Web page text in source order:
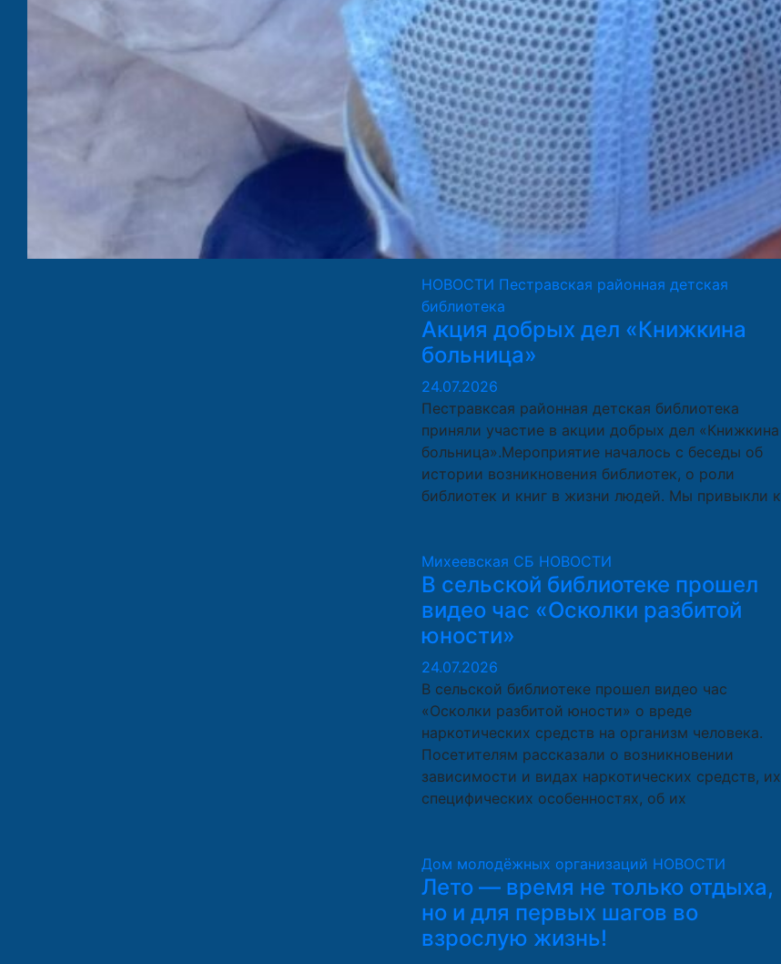
НОВОСТИ Пестравская районная детская
библиотека
Акция добрых дел «Книжкина
больница»
24.07.2026
Пестравксая районная детская библиотека
приняли участие в акции добрых дел «Книжкина
больница».Мероприятие началось с беседы об
истории возникновения библиотек, о роли
библиотек и книг в жизни людей. Мы привыкли к
Михеевская СБ НОВОСТИ
В сельской библиотеке прошел
видео час «Осколки разбитой
юности»
24.07.2026
В сельской библиотеке прошел видео час
«Осколки разбитой юности» о вреде
наркотических средств на организм человека.
Посетителям рассказали о возникновении
зависимости и видах наркотических средств, их
специфических особенностях, об их
Дом молодёжных организаций НОВОСТИ
Лето — время не только отдыха,
но и для первых шагов во
взрослую жизнь!